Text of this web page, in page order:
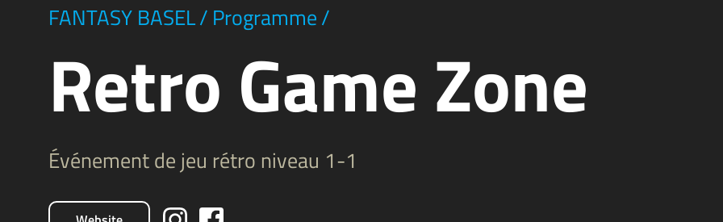
FANTASY BASEL/ Programme/
Retro Game Zone
Événement de jeu rétro niveau 1-1